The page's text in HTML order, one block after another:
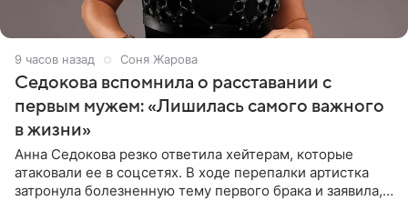
9 часов назад Соня Жарова
Седокова вспомнила о расставании с
первым мужем: «Лишилась самого важного
в жизни»
Анна Седокова резко ответила хейтерам, которые
атаковали ее в соцсетях. В ходе перепалки артистка
затронула болезненную тему первого брака и заявила,